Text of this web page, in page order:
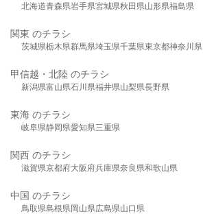
北海道青森県岩手県宮城県秋田県山形県福島県
関東 のチラシ
茨城県栃木県群馬県埼玉県千葉県東京都神奈川県
甲信越・北陸 のチラシ
新潟県富山県石川県福井県山梨県長野県
東海 のチラシ
岐阜県静岡県愛知県三重県
関西 のチラシ
滋賀県京都府大阪府兵庫県奈良県和歌山県
中国 のチラシ
鳥取県島根県岡山県広島県山口県